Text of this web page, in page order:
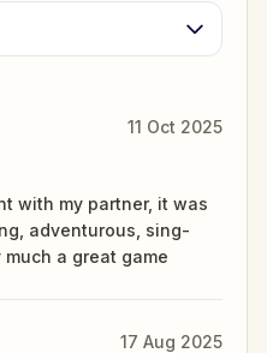
11 Oct 2025
with my partner, it was
adventurous, sing-
a great game
17 Aug 2025